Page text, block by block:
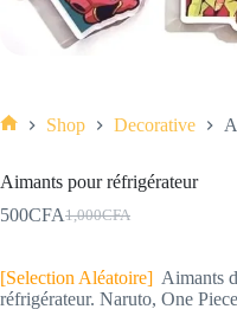
Shop Decorative
Aimants pour réfrigérateur
1,000CFA
500CFA
[Selection Aléatoire] Aimants
réfrigérateur. Naruto, One